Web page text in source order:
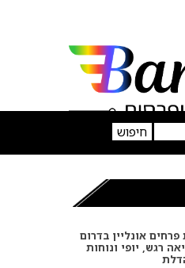
פרחים אונליין בדרום
רגש, יופי ונוחות